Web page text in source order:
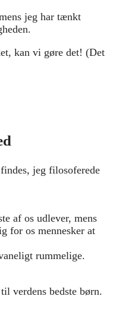
jeg har tænkt
kan vi gøre det! (Det
jeg filosoferede
af os udlever, mens
for os mennesker at
rummelige.
verdens bedste børn.